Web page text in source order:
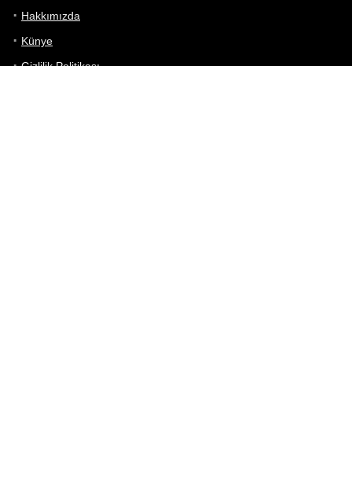
Hakkımızda
Künye
Gizlilik Politikası